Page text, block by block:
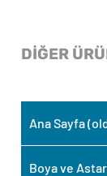
Ana Sayfa
Boya ve
DİĞER